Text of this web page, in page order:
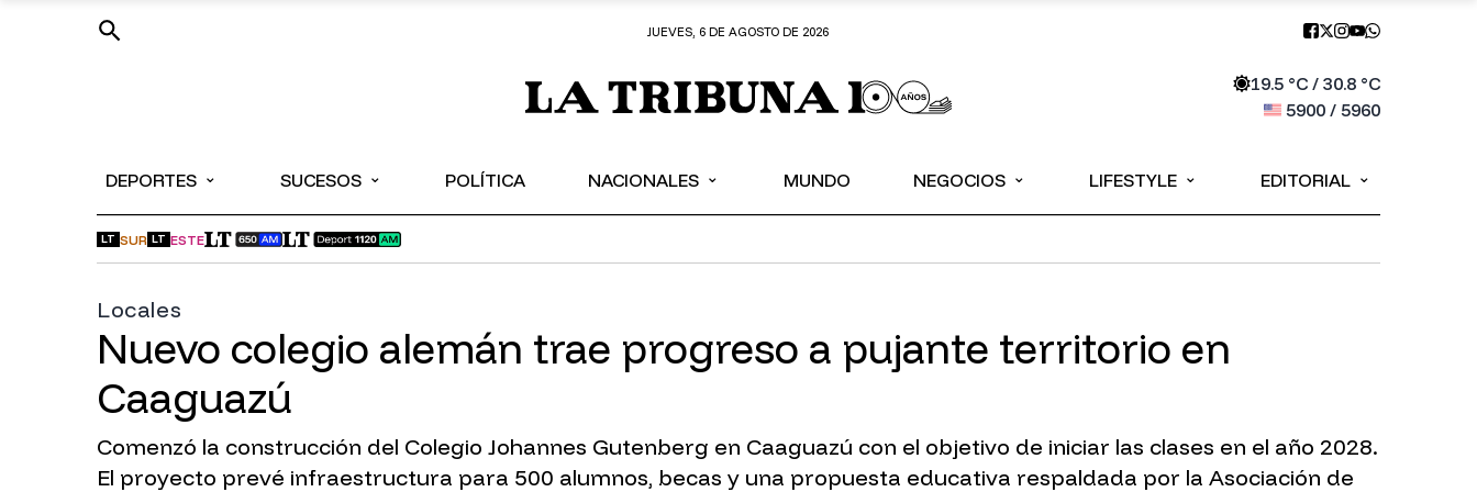
JUEVES, 6 DE AGOSTO DE 2026
19.5°C / 30.8°C
5900/ 5960
DEPORTES ⌄ SUCESOS ⌄ POLÍTICA NACIONALES ⌄ MUNDO NEGOCIOS ⌄ LIFESTYLE ⌄ EDITORIAL ⌄
LT SUR LT ESTE
Locales
Nuevo colegio alemán trae progreso a pujante territorio en
Caaguazú
Comenzó la construcción del Colegio Johannes Gutenberg en Caaguazú con el objetivo de iniciar las clases en el año 2028.
El proyecto prevé infraestructura para 500 alumnos, becas y una propuesta educativa respaldada por la Asociación de